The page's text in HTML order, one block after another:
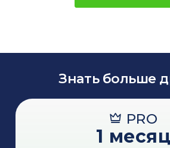
Знать больше
PRO
1 месяц